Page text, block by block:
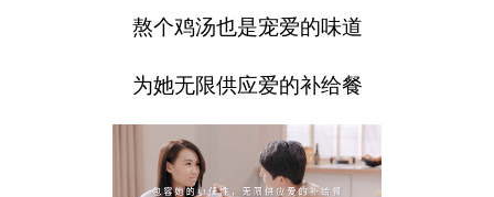
熬个鸡汤也是宠爱的味道
为她无限供应爱的补给餐